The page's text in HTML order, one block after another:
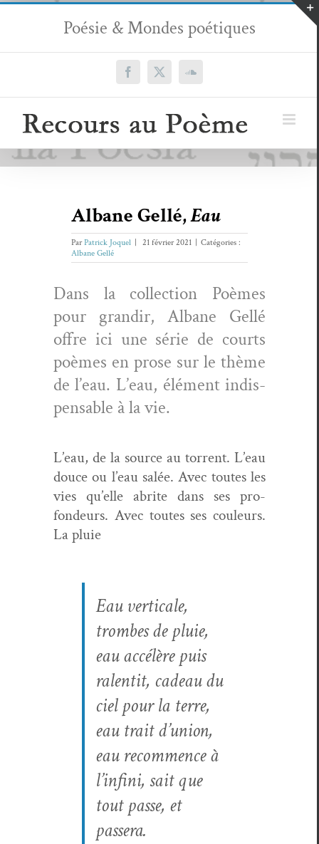
Passer
contenu
Poésie & Mondes poétiques
Facebook
X SoundCloud
Albane Gellé,Eau
ParPatrick Joquel 21 février 2021
Catégories :
Albane Gellé
Dans la col­lec­tion Poèmes
pour grandir, Albane Gel­lé
offre ici une série de courts
poèmes en prose sur le thème
de l’eau. L’eau, élé­ment indis­
pens­able à la vie.
L’eau, de la source au tor­rent. L’eau
douce ou l’eau salée. Avec toutes les
vies qu’elle abrite dans ses pro­
fondeurs. Avec toutes ses couleurs.
La pluie
Eau ver­ti­cale,
trombes de pluie,
eau accélère puis
ralen­tit, cadeau du
ciel pour la terre,
eau trait d’union,
eau recom­mence à
l’infini, sait que
tout passe, et
passera.